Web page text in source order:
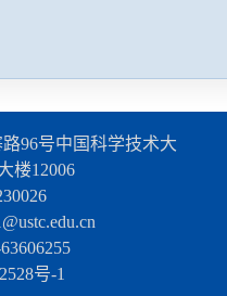
96号中国科学技术大
楼12006
号-1